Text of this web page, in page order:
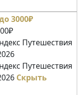
Путешествия
Путешествия
Скрыть